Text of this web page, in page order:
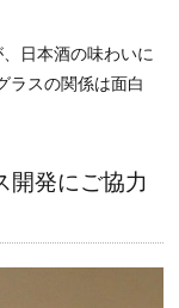
日本酒の味わいに
ラスの関係は面白
開発にご協力